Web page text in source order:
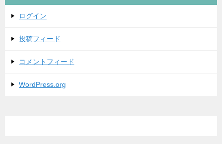
ログイン
投稿フィード
コメントフィード
WordPress.org